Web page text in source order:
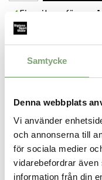
Samtycke
Denna webbplats
Vi använder
och annonserna till
för sociala medier
vidarebefordrar även
information från din
Finns i lager för
Produktbeskrivning:
Reko X delar många
Reko, med den
undantaget. Denna
discen till en bättre
Lämplig för: Puttar,
Specifikation:
Vikt (g): 165-169
Färger varierar